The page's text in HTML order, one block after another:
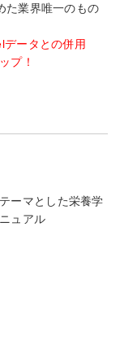
た業界唯一のもの
ータとの併用
プ！
ーマとした栄養学
ュアル